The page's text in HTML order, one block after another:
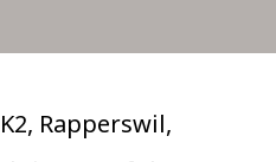
Rapperswil,